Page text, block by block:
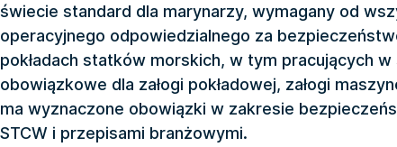
świecie standard dla marynarzy, wymagany od
operacyjnego odpowiedzialnego za
pokładach statków morskich, w tym pracujących
obowiązkowe dla załogi pokładowej, załogi
ma wyznaczone obowiązki w zakresie
STCW i przepisami branżowymi.